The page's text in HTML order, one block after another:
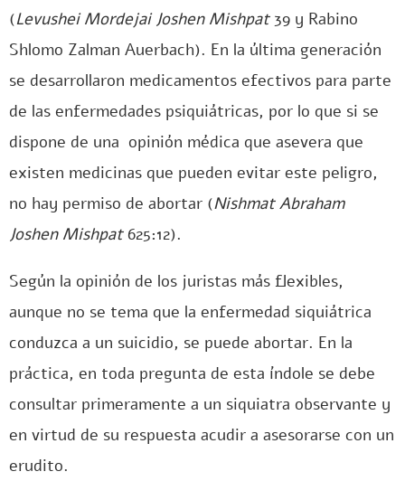
(Levushei Mordejai Joshen Mishpat39 y Rabino
Shlomo Zalman Auerbach). En la última generación
se desarrollaron medicamentos efectivos para parte
de las enfermedades psiquiátricas, por lo que si se
dispone de una opinión médica que asevera que
existen medicinas que pueden evitar este peligro,
no hay permiso de abortar (Nishmat Abraham
Joshen Mishpat625:12).
Según la opinión de los juristas más flexibles,
aunque no se tema que la enfermedad siquiátrica
conduzca a un suicidio, se puede abortar. En la
práctica, en toda pregunta de esta índole se debe
consultar primeramente a un siquiatra observante y
en virtud de su respuesta acudir a asesorarse con un
erudito.